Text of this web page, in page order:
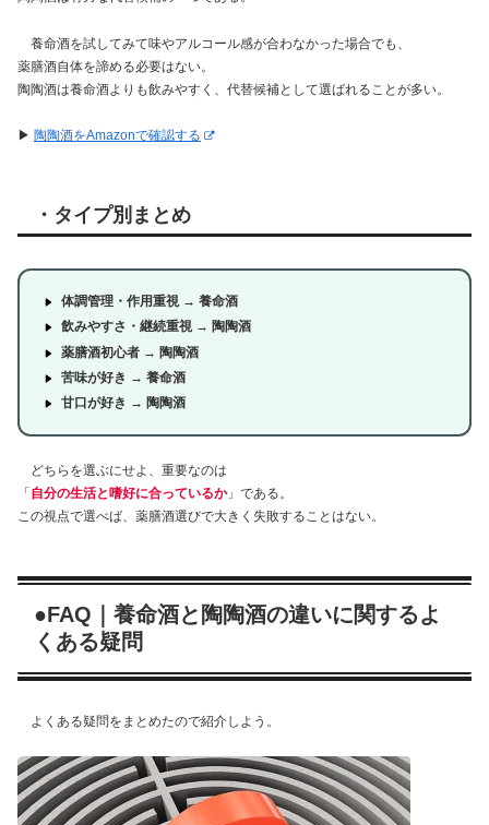
養命酒を試してみて味やアルコール感が合わなかった場合でも、
薬膳酒自体を諦める必要はない。
陶陶酒は養命酒よりも飲みやすく、代替候補として選ばれることが多い。
▶︎ 陶陶酒をAmazonで確認する
・タイプ別まとめ
体調管理・作用重視 → 養命酒
飲みやすさ・継続重視 → 陶陶酒
薬膳酒初心者 → 陶陶酒
苦味が好き → 養命酒
甘口が好き → 陶陶酒
どちらを選ぶにせよ、重要なのは
「 自分の生活と嗜好に合っているか」である。
この視点で選べば、薬膳酒選びで大きく失敗することはない。
●FAQ｜養命酒と陶陶酒の違いに関するよ
くある疑問
よくある疑問をまとめたので紹介しよう。